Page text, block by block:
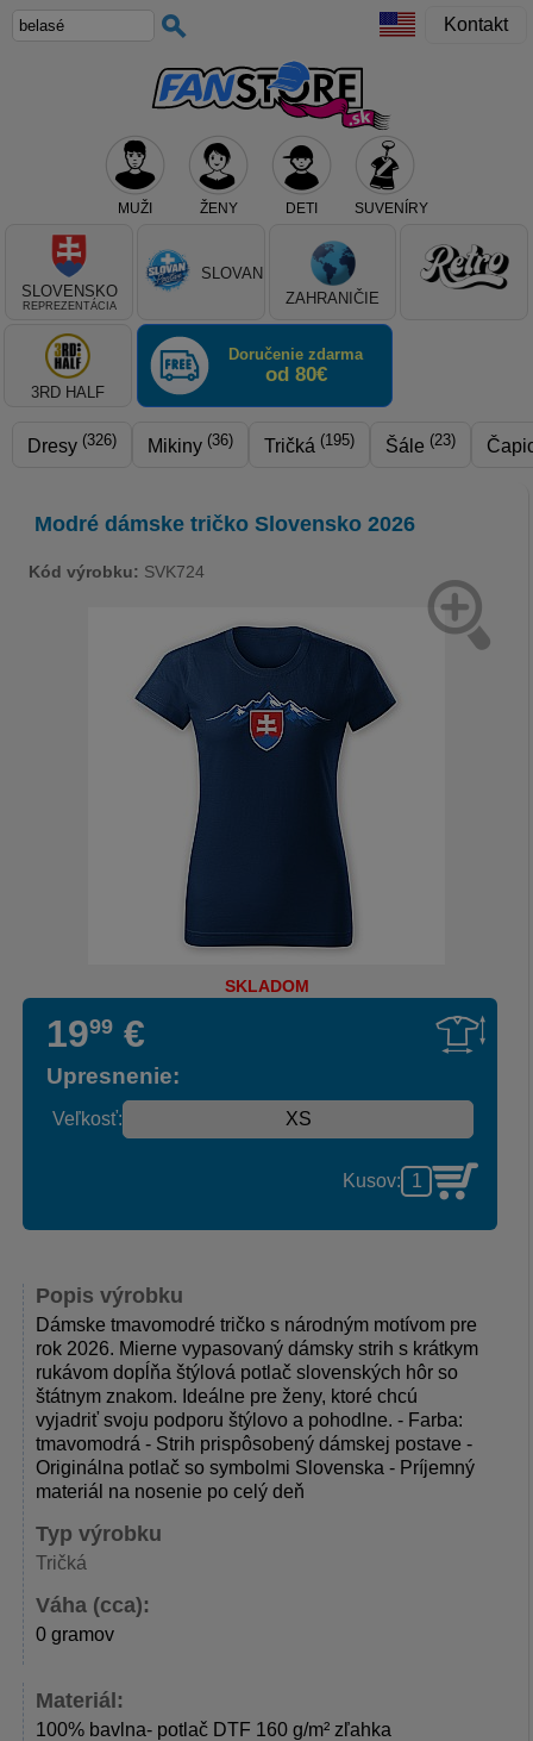
Kontakt
MUŽI ŽENY DETI SUVENÍRY
Teraz vyberte klub, alebo typ výrobku
SLOVENSKO
REPREZENTÁCIA
SLOVAN
ZAHRANIČIE
3RD HALF
Doručenie zdarma
od 80€
Dresy (326) Mikiny (36) Tričká (195) Šále (23)
Modré dámske tričko Slovensko 2026
Kód výrobku: SVK724
SKLADOM
Popis výrobku
Dámske tmavomodré tričko s národným motívom pre
rok 2026. Mierne vypasovaný dámsky strih s krátkym
rukávom dopĺňa štýlová potlač slovenských hôr so
štátnym znakom. Ideálne pre ženy, ktoré chcú
vyjadriť svoju podporu štýlovo a pohodlne. - Farba:
tmavomodrá - Strih prispôsobený dámskej postave -
Originálna potlač so symbolmi Slovenska - Príjemný
materiál na nosenie po celý deň
Typ výrobku
Tričká
Váha (cca):
0 gramov
Materiál:
100% bavlna- potlač DTF 160 g/m² zľahka
1999 €
Upresnenie:
Veľkosť:
Kusov: